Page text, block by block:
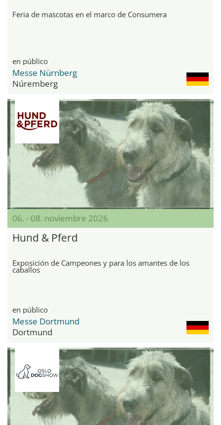
Feria de mascotas en el marco de Consumera
en público
Messe Nürnberg
Núremberg
06. - 08. noviembre 2026
Hund & Pferd
Exposición de Campeones y para los amantes de los
caballos
en público
Messe Dortmund
Dortmund